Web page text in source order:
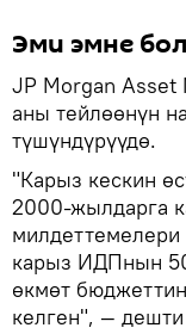
Эми эмне
JP Morgan Asset
аны тейлөөнүн
түшүндүрүүдө.
"Карыз кескин
2000-жылдарга
милдеттемелери
карыз ИДПнын
өкмөт
келген", —